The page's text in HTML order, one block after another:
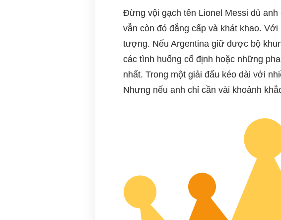
Đừng vội gạch tên Lionel Messi dù
vẫn còn đó đẳng cấp và khát khao.
tượng. Nếu Argentina giữ được bộ
các tình huống cố định hoặc những
nhất. Trong một giải đấu kéo dài với
Nhưng nếu anh chỉ cần vài khoảnh